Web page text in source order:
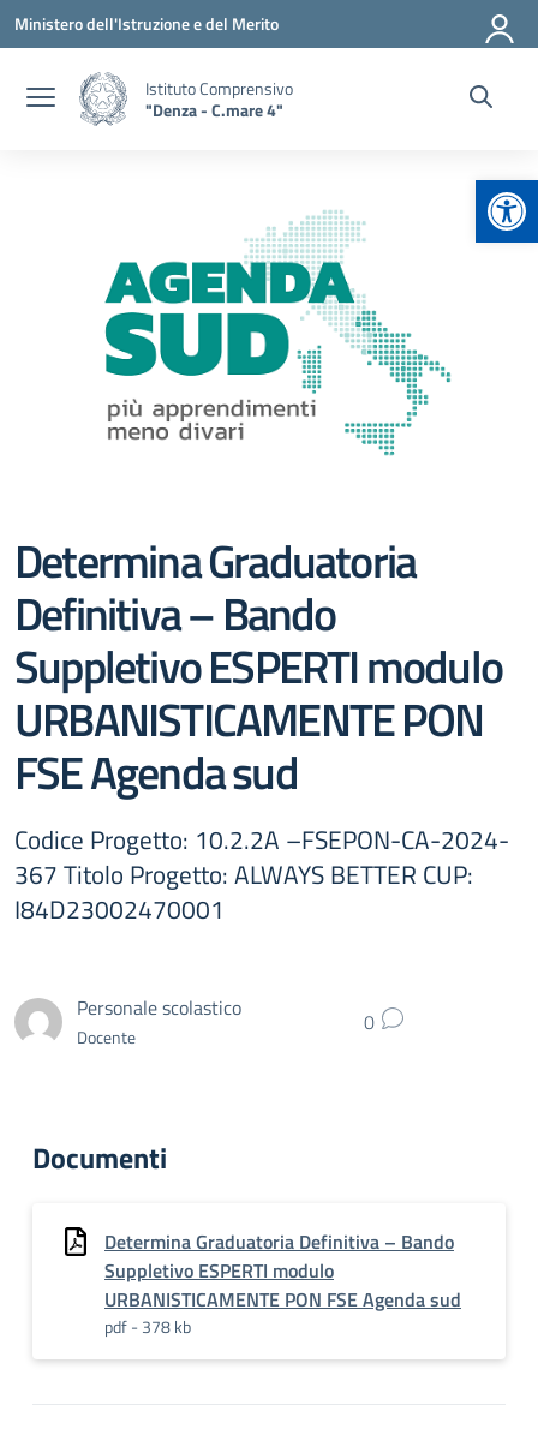
Vai ai contenuti
Vai al menu di navigazione
Vai al footer
Ministero dell'Istruzione e del Merito
Istituto Comprensivo
"Denza - C.mare 4"
Determina Graduatoria
Definitiva – Bando
Suppletivo ESPERTI modulo
URBANISTICAMENTE PON
FSE Agenda sud
Codice Progetto: 10.2.2A –FSEPON-CA-2024-
367 Titolo Progetto: ALWAYS BETTER CUP:
I84D23002470001
Personale scolastico
Docente 0
Documenti
Determina Graduatoria Definitiva – Bando
Suppletivo ESPERTI modulo
URBANISTICAMENTE PON FSE Agenda sud
pdf - 378 kb